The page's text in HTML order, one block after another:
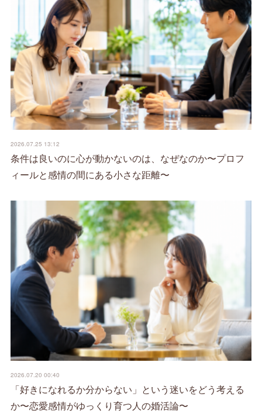
2026.07.25 13:12
条件は良いのに心が動かないのは、なぜなのか〜プロフ
ィールと感情の間にある小さな距離〜
2026.07.20 00:40
「好きになれるか分からない」という迷いをどう考える
か〜恋愛感情がゆっくり育つ人の婚活論〜